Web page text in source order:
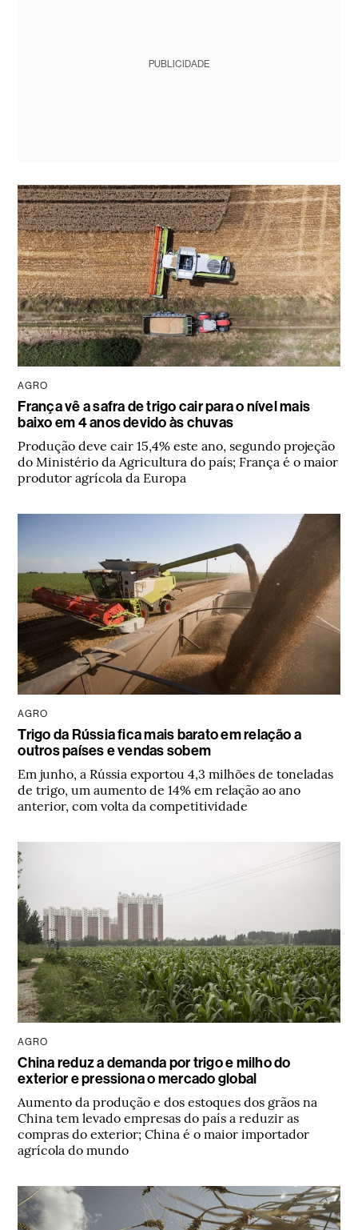
PUBLICIDADE
AGRO
França vê a safra de trigo cair para o nível mais
baixo em 4 anos devido às chuvas
Produção deve cair 15,4% este ano, segundo projeção
do Ministério da Agricultura do país; França é o maior
produtor agrícola da Europa
AGRO
Trigo da Rússia fica mais barato em relação a
outros países e vendas sobem
Em junho, a Rússia exportou 4,3 milhões de toneladas
de trigo, um aumento de 14% em relação ao ano
anterior, com volta da competitividade
AGRO
China reduz a demanda por trigo e milho do
exterior e pressiona o mercado global
Aumento da produção e dos estoques dos grãos na
China tem levado empresas do país a reduzir as
compras do exterior; China é o maior importador
agrícola do mundo